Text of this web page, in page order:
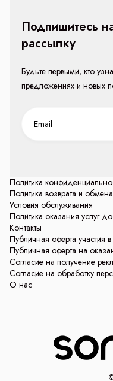
Политика
Политика возврата и обмена
Условия обслуживания
Политика оказания услуг
Контакты
Публичная оферта участия
Публичная оферта на
Согласие на получение
Согласие на обработку
О нас
Подпишитесь
рассылку
Будьте первыми, кто
предложениях и новых